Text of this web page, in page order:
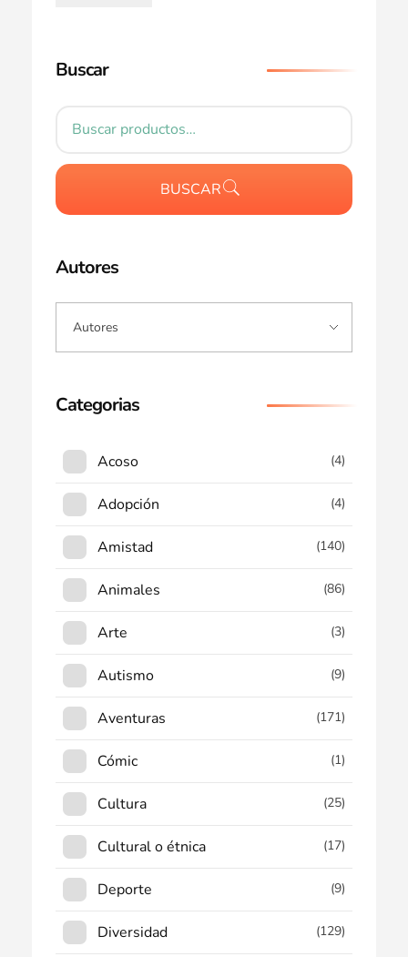
Buscar
BUSCAR
Autores
Categorias
Acoso (4)
Adopción (4)
Amistad (140)
Animales (86)
Arte (3)
Autismo (9)
Aventuras (171)
Cómic (1)
Cultura (25)
Cultural o étnica (17)
Deporte (9)
Diversidad (129)